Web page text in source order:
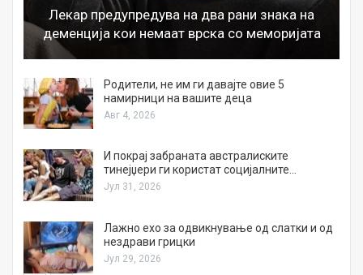
Лекар предупредува на два рани знака на
деменција кои немаат врска со меморијата
Родители, не им ги давајте овие 5
намирници на вашите деца
Авг 4, 2026
И покрај забраната австралиските
тинејџери ги користат социјалните…
Јул 31, 2026
Лажно ехо за одвикнување од слатки и од
нездрави грицки
Јул 29, 2026